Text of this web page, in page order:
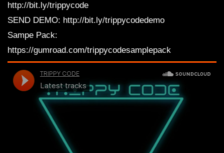
http://bit.ly/trippycode
SEND DEMO: http://bit.ly/trippycodedemo
Sampe Pack:
https://gumroad.com/trippycodesamplepack